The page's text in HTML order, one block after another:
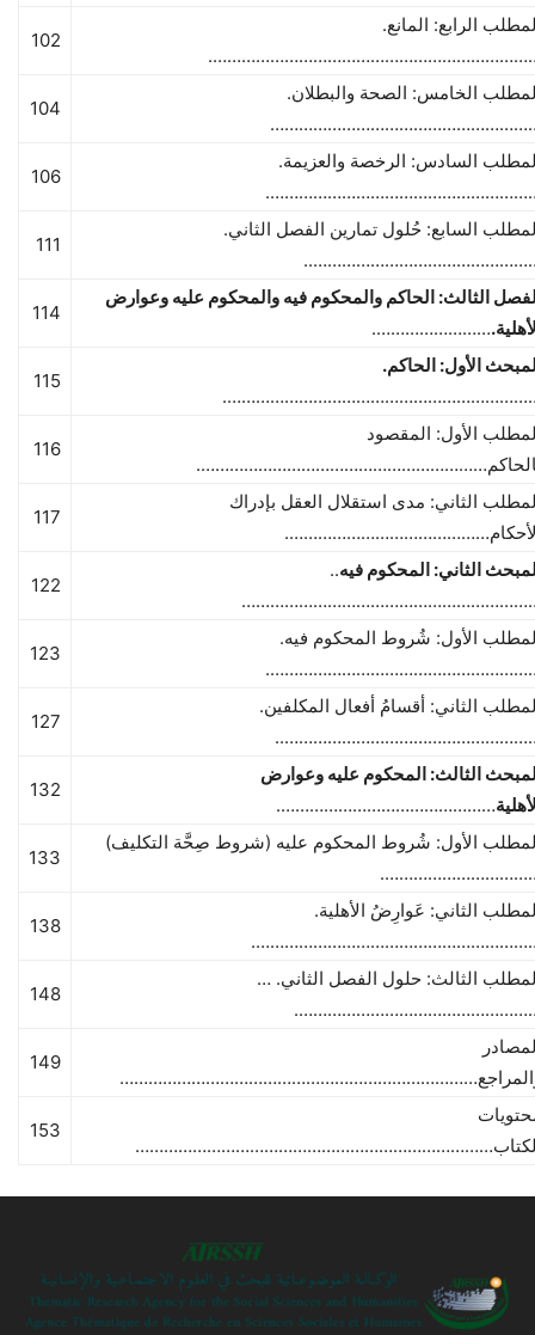
الرابع: المانع.
102
الخامس: الصحة والبطلان.
104
السادس: الرخصة والعزيمة.
106
السابع: حُلول تمارين الفصل الثاني.
111
الثالث: الحاكم والمحكوم فيه والمحكوم عليه وعوارض
…………………….
114
الأول: الحاكم.
115
الأول: المقصود
116
الثاني: مدى استقلال العقل بإدراك
117
الثاني: المحكوم فيه..
122
الأول: شُروط المحكوم فيه.
123
الثاني: أقسامُ أفعال المكلفين.
127
الثالث: المحكوم عليه وعوارض
……………………………………….
132
الأول: شُروط المحكوم عليه (شروط صِحَّة التكليف)
133
الثاني: عَوارِضُ الأهلية.
138
الثالث: حلول الفصل الثاني. …
148
149
153